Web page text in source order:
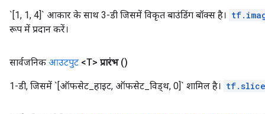
`[1, 1, 4]` आकार के साथ 3-डी जिसमें विकृत बाउंडिंग बॉक्स है।
रूप में प्रदान करें।
सार्वजनिक आउटपुट <T> प्रारंभ ()
1-डी, जिसमें `[ऑफसेट_हाइट, ऑफसेट_विड्थ, 0]` शामिल है। tf.slice